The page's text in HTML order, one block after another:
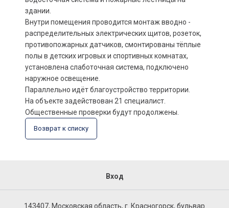
здании.
Внутри помещения проводится монтаж вводно -
распределительных электрических щитов, розеток,
противопожарных датчиков, смонтированы тёплые
полы в детских игровых и спортивных комнатах,
установлена слаботочная система, подключено
наружное освещение.
Параллельно идёт благоустройство территории.
На объекте задействован 21 специалист.
Общественные проверки будут продолжены.
Возврат к списку
Вход
143407, Московская область, г. Красногорск, бульвар